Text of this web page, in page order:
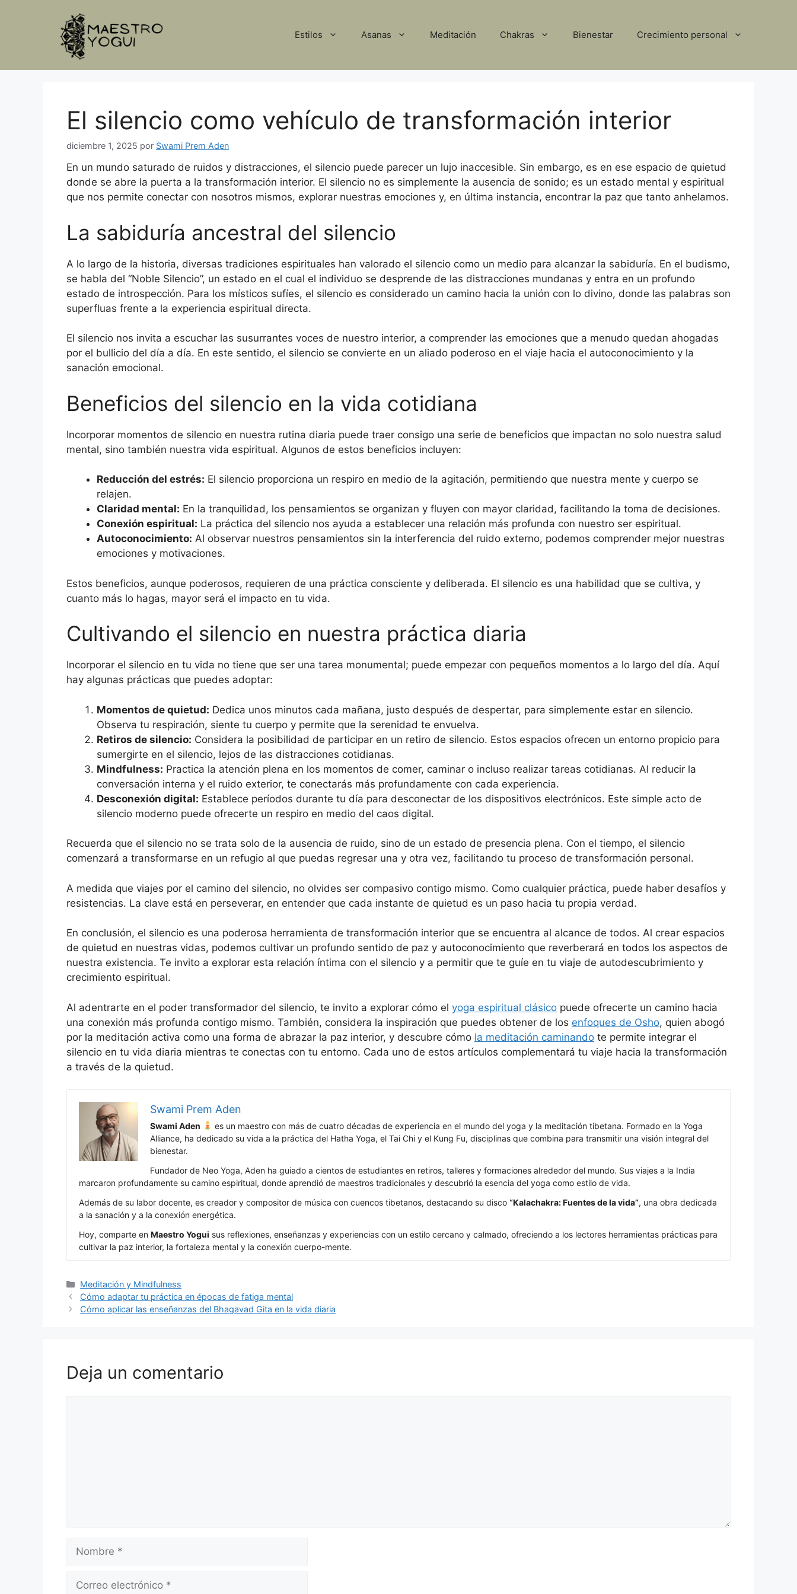
Estilos Asanas Meditación Chakras Bienestar Crecimiento personal
El silencio como vehículo de transformación interior
diciembre 1, 2025 por Swami Prem Aden
En un mundo saturado de ruidos y distracciones, el silencio puede parecer un lujo inaccesible. Sin embargo, es en ese espacio de quietud
donde se abre la puerta a la transformación interior. El silencio no es simplemente la ausencia de sonido; es un estado mental y espiritual
que nos permite conectar con nosotros mismos, explorar nuestras emociones y, en última instancia, encontrar la paz que tanto anhelamos.
La sabiduría ancestral del silencio
A lo largo de la historia, diversas tradiciones espirituales han valorado el silencio como un medio para alcanzar la sabiduría. En el budismo,
se habla del “Noble Silencio”, un estado en el cual el individuo se desprende de las distracciones mundanas y entra en un profundo
estado de introspección. Para los místicos sufíes, el silencio es considerado un camino hacia la unión con lo divino, donde las palabras son
superfluas frente a la experiencia espiritual directa.
El silencio nos invita a escuchar las susurrantes voces de nuestro interior, a comprender las emociones que a menudo quedan ahogadas
por el bullicio del día a día. En este sentido, el silencio se convierte en un aliado poderoso en el viaje hacia el autoconocimiento y la
sanación emocional.
Beneficios del silencio en la vida cotidiana
Incorporar momentos de silencio en nuestra rutina diaria puede traer consigo una serie de beneficios que impactan no solo nuestra salud
mental, sino también nuestra vida espiritual. Algunos de estos beneficios incluyen:
Reducción del estrés: El silencio proporciona un respiro en medio de la agitación, permitiendo que nuestra mente y cuerpo se
relajen.
Claridad mental: En la tranquilidad, los pensamientos se organizan y fluyen con mayor claridad, facilitando la toma de decisiones.
Conexión espiritual: La práctica del silencio nos ayuda a establecer una relación más profunda con nuestro ser espiritual.
Autoconocimiento: Al observar nuestros pensamientos sin la interferencia del ruido externo, podemos comprender mejor nuestras
emociones y motivaciones.
Estos beneficios, aunque poderosos, requieren de una práctica consciente y deliberada. El silencio es una habilidad que se cultiva, y
cuanto más lo hagas, mayor será el impacto en tu vida.
Cultivando el silencio en nuestra práctica diaria
Incorporar el silencio en tu vida no tiene que ser una tarea monumental; puede empezar con pequeños momentos a lo largo del día. Aquí
hay algunas prácticas que puedes adoptar:
Momentos de quietud: Dedica unos minutos cada mañana, justo después de despertar, para simplemente estar en silencio.
Observa tu respiración, siente tu cuerpo y permite que la serenidad te envuelva.
Retiros de silencio: Considera la posibilidad de participar en un retiro de silencio. Estos espacios ofrecen un entorno propicio para
sumergirte en el silencio, lejos de las distracciones cotidianas.
Mindfulness: Practica la atención plena en los momentos de comer, caminar o incluso realizar tareas cotidianas. Al reducir la
conversación interna y el ruido exterior, te conectarás más profundamente con cada experiencia.
Desconexión digital: Establece períodos durante tu día para desconectar de los dispositivos electrónicos. Este simple acto de
silencio moderno puede ofrecerte un respiro en medio del caos digital.
Recuerda que el silencio no se trata solo de la ausencia de ruido, sino de un estado de presencia plena. Con el tiempo, el silencio
comenzará a transformarse en un refugio al que puedas regresar una y otra vez, facilitando tu proceso de transformación personal.
A medida que viajes por el camino del silencio, no olvides ser compasivo contigo mismo. Como cualquier práctica, puede haber desafíos y
resistencias. La clave está en perseverar, en entender que cada instante de quietud es un paso hacia tu propia verdad.
En conclusión, el silencio es una poderosa herramienta de transformación interior que se encuentra al alcance de todos. Al crear espacios
de quietud en nuestras vidas, podemos cultivar un profundo sentido de paz y autoconocimiento que reverberará en todos los aspectos de
nuestra existencia. Te invito a explorar esta relación íntima con el silencio y a permitir que te guíe en tu viaje de autodescubrimiento y
crecimiento espiritual.
Al adentrarte en el poder transformador del silencio, te invito a explorar cómo el yoga espiritual clásico puede ofrecerte un camino hacia
una conexión más profunda contigo mismo. También, considera la inspiración que puedes obtener de los enfoques de Osho, quien abogó
por la meditación activa como una forma de abrazar la paz interior, y descubre cómo la meditación caminando te permite integrar el
silencio en tu vida diaria mientras te conectas con tu entorno. Cada uno de estos artículos complementará tu viaje hacia la transformación
a través de la quietud.
Swami Prem Aden
Swami Aden
es un maestro con más de cuatro décadas de experiencia en el mundo del yoga y la meditación tibetana. Formado en la Yoga
Alliance, ha dedicado su vida a la práctica del Hatha Yoga, el Tai Chi y el Kung Fu, disciplinas que combina para transmitir una visión integral del
bienestar.
Fundador de Neo Yoga, Aden ha guiado a cientos de estudiantes en retiros, talleres y formaciones alrededor del mundo. Sus viajes a la India
marcaron profundamente su camino espiritual, donde aprendió de maestros tradicionales y descubrió la esencia del yoga como estilo de vida.
Además de su labor docente, es creador y compositor de música con cuencos tibetanos, destacando su disco “Kalachakra: Fuentes de la vida”, una obra dedicada
a la sanación y a la conexión energética.
Hoy, comparte en Maestro Yogui sus reflexiones, enseñanzas y experiencias con un estilo cercano y calmado, ofreciendo a los lectores herramientas prácticas para
cultivar la paz interior, la fortaleza mental y la conexión cuerpo-mente.
Categorías
Meditación y Mindfulness
Cómo adaptar tu práctica en épocas de fatiga mental
Cómo aplicar las enseñanzas del Bhagavad Gita en la vida diaria
Deja un comentario